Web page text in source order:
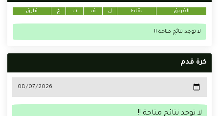
الفريق نقاط ل ف ت خ فارق
لا توجد نتائج متاحة !!
كرة قدم
لا توجد نتائج متاحة !!